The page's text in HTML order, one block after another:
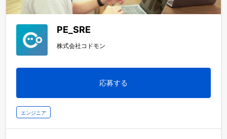
PE_SRE
株式会社コドモン
応募する
エンジニア